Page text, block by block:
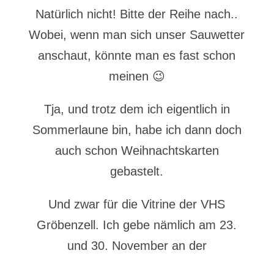
Natürlich nicht! Bitte der Reihe nach..
Wobei, wenn man sich unser Sauwetter
anschaut, könnte man es fast schon
meinen 😉
Tja, und trotz dem ich eigentlich in
Sommerlaune bin, habe ich dann doch
auch schon Weihnachtskarten
gebastelt.
Und zwar für die Vitrine der VHS
Gröbenzell. Ich gebe nämlich am 23.
und 30. November an der